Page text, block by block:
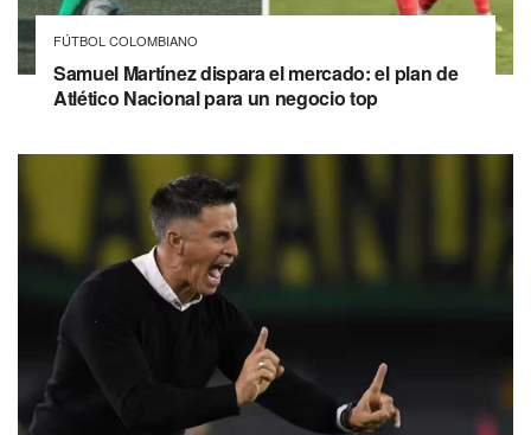
FÚTBOL COLOMBIANO
Samuel Martínez dispara el mercado: el plan de
Atlético Nacional para un negocio top